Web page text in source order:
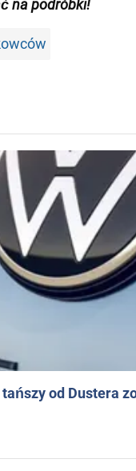
na podróbki!
od Dustera